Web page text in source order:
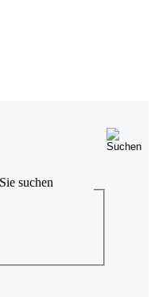
suchen